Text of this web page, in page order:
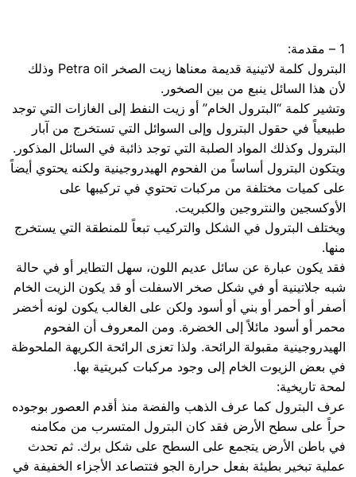
1 – مقدمة:
البترول كلمة لاتينية قديمة معناها زيت الصخر Petra oil وذلك
لأن هذا السائل ينبع من بين الصخور.
وتشير كلمة “البترول الخام” أو زيت النفط إلى الغازات التي توجد
طبيعياً في حقول البترول وإلى السوائل التي تستخرج من آبار
البترول وكذلك المواد الصلبة التي توجد ذائبة في السائل المذكور.
ويتكون البترول أساساً من الفحوم الهيدروجينية ولكنه يحتوي أيضاً
على كميات مختلفة من مركبات تحتوي في تركيبها على
الأوكسجين والنتروجين والكبريت.
ويختلف البترول في الشكل والتركيب تبعاً للمنطقة التي يستخرج
منها.
فقد يكون عبارة عن سائل عديم اللون، سهل التطاير أو في حالة
شبه جلاتينية أو في شكل صخر الاسفلت أو قد يكون الزيت الخام
أصفر أو أحمر أو بني أو أسود ولكن على الغالب يكون لونه أخضر
محمر أو أسود مائلاً إلى الخضرة. ومن المعروف أن الفحوم
الهيدروجينية مقبولة الرائحة. ولذا تعزى الرائحة الكريهة الملحوظة
في بعض الزيوت الخام إلى وجود مركبات كبريتية بها.
لمحة تاريخية:
عرف البترول كما عرف الذهب والفضة منذ أقدم العصور بوجوده
حراً على سطح الأرض فقد كان البترول المتسرب من مكامنه
في باطن الأرض يتجمع على السطح على شكل برك. ثم تحدث
عملية تبخير بطيئة بفعل حرارة الجو فتتصاعد الأجزاء الخفيفة في